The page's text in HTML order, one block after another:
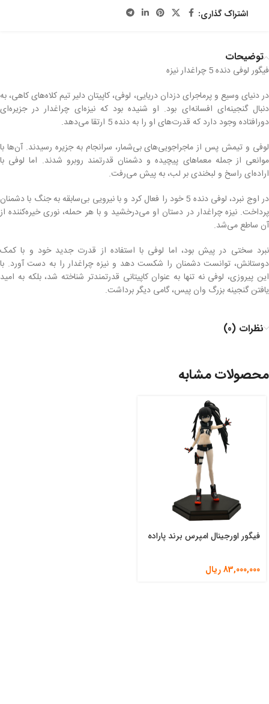
اشتراک گذاری:
توضیحات
فیگور لوفی دنده 5 چراغدار نیزه
در دنیای وسیع و پرماجرای دزدان دریایی، لوفی، کاپیتان دلیر تیم کلاه‌های کاهی، به
دنبال گنجینه‌ای افسانه‌ای بود. او شنیده بود که نیزه‌ای چراغدار در جزیره‌ای
دورافتاده وجود دارد که قدرت‌های او را به دنده 5 ارتقا می‌دهد.
لوفی و تیمش پس از ماجراجویی‌های بی‌شمار، سرانجام به جزیره رسیدند. آن‌ها با
موانعی از جمله معماهای پیچیده و دشمنان قدرتمند روبرو شدند. اما لوفی با
اراده‌ای راسخ و لبخندی بر لب، به پیش می‌رفت.
در اوج نبرد، لوفی دنده 5 خود را فعال کرد و با نیرویی بی‌سابقه به جنگ با دشمنان
پرداخت. نیزه چراغدار در دستان او می‌درخشید و با هر حمله، نوری خیره‌کننده از
آن ساطع می‌شد.
نبرد سختی در پیش بود، اما لوفی با استفاده از قدرت جدید خود و با کمک
دوستانش، توانست دشمنان را شکست دهد و نیزه چراغدار را به دست آورد. با
این پیروزی، لوفی نه تنها به عنوان کاپیتانی قدرتمندتر شناخته شد، بلکه به امید
یافتن گنجینه بزرگ وان پیس، گامی دیگر برداشت.
نظرات (0)
محصولات مشابه
فیگور اورجینال امپرس برند پاراده
83,000,000ریال